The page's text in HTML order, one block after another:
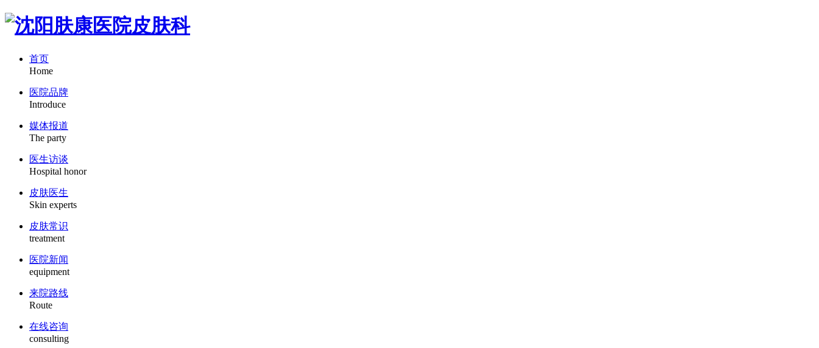
首页
Home
医院品牌
Introduce
媒体报道
The party
医生访谈
Hospital honor
皮肤医生
Skin experts
皮肤常识
treatment
医院新闻
equipment
来院路线
Route
在线咨询
consulting